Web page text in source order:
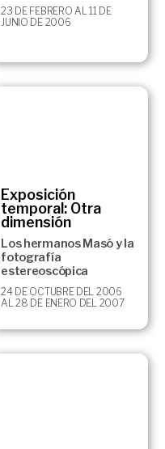
23 DE FEBRERO AL 11 DE
JUNIO DE 2006
Exposición
temporal: Otra
dimensión
Los hermanos Masó y la
fotografía
estereoscópica
24 DE OCTUBRE DEL 2006
AL 28 DE ENERO DEL 2007